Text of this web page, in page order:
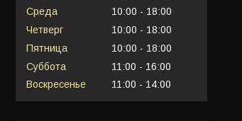
Среда
10:00
18:00
Четверг
10:00
18:00
Пятница
10:00
18:00
Суббота
11:00
16:00
Воскресенье
11:00 14:00